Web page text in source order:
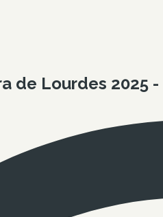
de Lourdes 2025